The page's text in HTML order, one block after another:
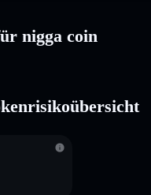
nigga coin